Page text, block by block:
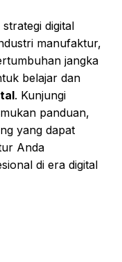
digital
manufaktur,
jangka
belajar dan
. Kunjungi
panduan,
yang dapat
Anda
di era digital